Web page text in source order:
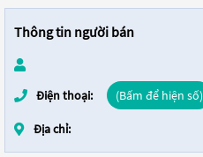
Thông tin người bán
Điện thoại: (Bấm để hiện số)
Địa chỉ: